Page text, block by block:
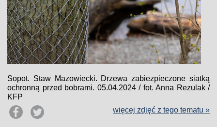
Sopot. Staw Mazowiecki. Drzewa zabiezpieczone siatką
ochronną przed bobrami. 05.04.2024 / fot. Anna Rezulak /
KFP
więcej zdjęć z tego tematu »